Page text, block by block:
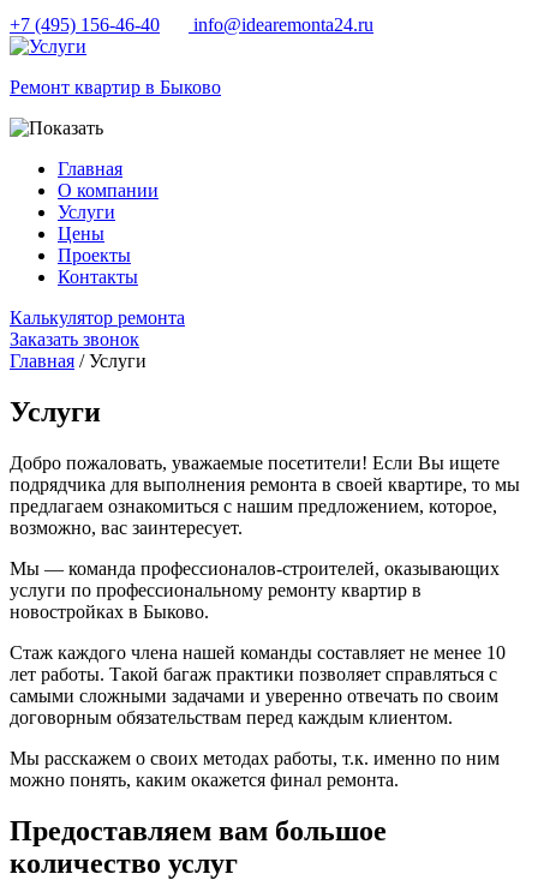
+7 (495) 156-46-40 info@idearemonta24.ru
Ремонт квартир в Быково
Главная
О компании
Услуги
Цены
Проекты
Контакты
Калькулятор ремонта
Заказать звонок
Главная / Услуги
Услуги
Добро пожаловать, уважаемые посетители! Если Вы ищете
подрядчика для выполнения ремонта в своей квартире, то мы
предлагаем ознакомиться с нашим предложением, которое,
возможно, вас заинтересует.
Мы — команда профессионалов-строителей, оказывающих
услуги по профессиональному ремонту квартир в
новостройках в Быково.
Стаж каждого члена нашей команды составляет не менее 10
лет работы. Такой багаж практики позволяет справляться с
самыми сложными задачами и уверенно отвечать по своим
договорным обязательствам перед каждым клиентом.
Мы расскажем о своих методах работы, т.к. именно по ним
можно понять, каким окажется финал ремонта.
Предоставляем вам большое
количество услуг